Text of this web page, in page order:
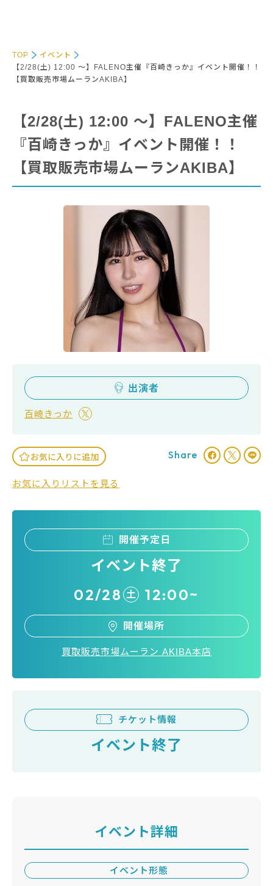
TOP
イベント
【2/28(土) 12:00 〜】FALENO主催『百崎きっか』イベント開催！！
【買取販売市場ムーランAKIBA】
【2/28(土) 12:00 〜】FALENO主催
『百崎きっか』イベント開催！！
【買取販売市場ムーランAKIBA】
出演者
百崎きっか
お気に入りに追加
お気に入りリストを見る
Share
開催予定日
イベント終了
02/28 土 12:00~
開催場所
買取販売市場ムーラン AKIBA本店
チケット情報
イベント終了
イベント詳細
イベント形態